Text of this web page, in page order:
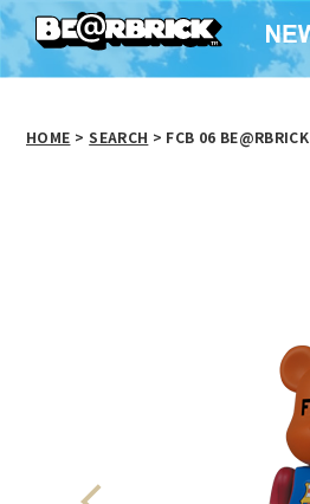
HOME > SEARCH > FCB 06 BE@RBRICK